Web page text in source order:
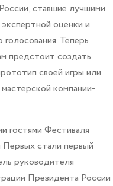
ставшие лучшими
оценки и
голосования. Теперь
предстоит создать
своей игры или
компании-
гостями Фестиваля
стали первый
руководителя
Президента России